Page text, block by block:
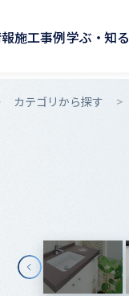
施工事例学ぶ・知る
カテゴリから探す